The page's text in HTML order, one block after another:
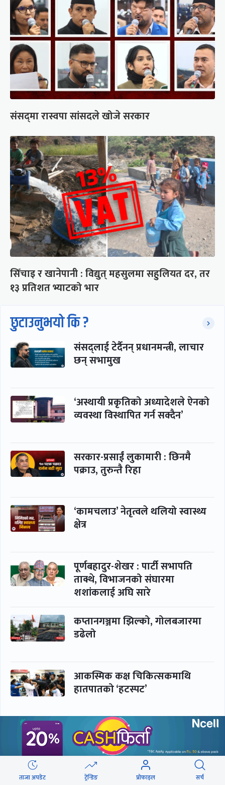
संसद्‍मा रास्वपा सांसदले खोजे सरकार
सिँचाइ र खानेपानी : विद्युत् महसुलमा सहुलियत दर, तर
१३ प्रतिशत भ्याटको भार
छुटाउनुभयो कि ?
संसद्लाई टेर्दैनन् प्रधानमन्त्री, लाचार
छन् सभामुख
‘अस्थायी प्रकृतिको अध्यादेशले ऐनको
व्यवस्था विस्थापित गर्न सक्दैन’
सरकार-प्रसाईं लुकामारी : छिनमै
पक्राउ, तुरुन्तै रिहा
‘कामचलाउ’ नेतृत्वले थलियो स्वास्थ्य
क्षेत्र
पूर्णबहादुर-शेखर : पार्टी सभापति
ताक्थे, विभाजनको संघारमा
शशांकलाई अघि सारे
कप्तानगञ्जमा झिल्को, गोलबजारमा
डढेलो
आकस्मिक कक्ष चिकित्सकमाथि
हातपातको ‘हटस्पट’
नपढी ‘पास’, नपढाइ ‘गुणस्तर’
ताजा अपडेट ट्रेन्डिङ प्रोफाइल सर्च